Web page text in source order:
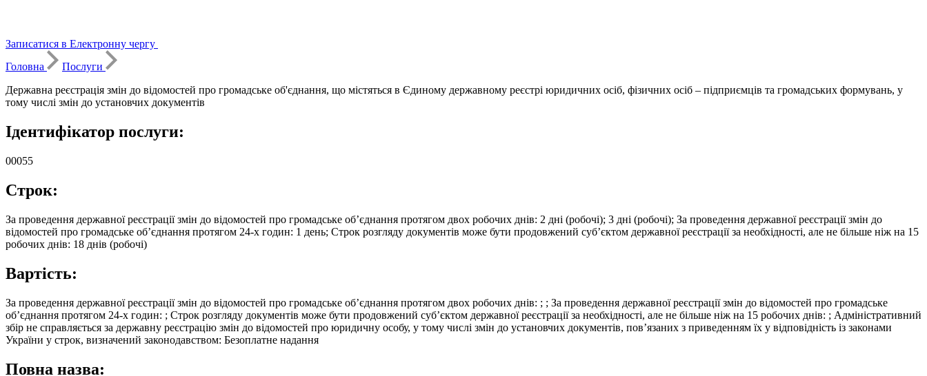
Записатися в Електронну чергу
Головна
Послуги
Державна реєстрація змін до відомостей про громадське об'єднання, що містяться в Єдиному державному реєстрі юридичних осіб, фізичних осіб – підприємців та громадських формувань, у
тому числі змін до установчих документів
Ідентифікатор послуги:
00055
Строк:
За проведення державної реєстрації змін до відомостей про громадське об’єднання протягом двох робочих днів: 2 дні (робочі); 3 дні (робочі); За проведення державної реєстрації змін до
відомостей про громадське об’єднання протягом 24-х годин: 1 день; Строк розгляду документів може бути продовжений суб’єктом державної реєстрації за необхідності, але не більше ніж на 15
робочих днів: 18 днів (робочі)
Вартість:
За проведення державної реєстрації змін до відомостей про громадське об’єднання протягом двох робочих днів: ; ; За проведення державної реєстрації змін до відомостей про громадське
об’єднання протягом 24-х годин: ; Строк розгляду документів може бути продовжений суб’єктом державної реєстрації за необхідності, але не більше ніж на 15 робочих днів: ; Адміністративний
збір не справляється за державну реєстрацію змін до відомостей про юридичну особу, у тому числі змін до установчих документів, пов’язаних з приведенням їх у відповідність із законами
України у строк, визначений законодавством: Безоплатне надання
Повна назва: